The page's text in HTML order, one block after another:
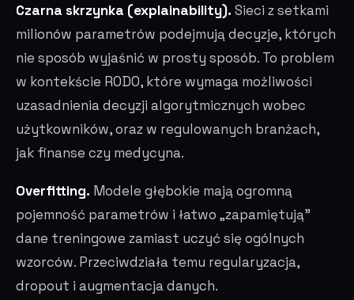
Czarna skrzynka (explainability). Sieci z setkami
milionów parametrów podejmują decyzje, których
nie sposób wyjaśnić w prosty sposób. To problem
w kontekście RODO, które wymaga możliwości
uzasadnienia decyzji algorytmicznych wobec
użytkowników, oraz w regulowanych branżach,
jak finanse czy medycyna.
Overfitting. Modele głębokie mają ogromną
pojemność parametrów i łatwo „zapamiętują”
dane treningowe zamiast uczyć się ogólnych
wzorców. Przeciwdziała temu regularyzacja,
dropout i augmentacja danych.